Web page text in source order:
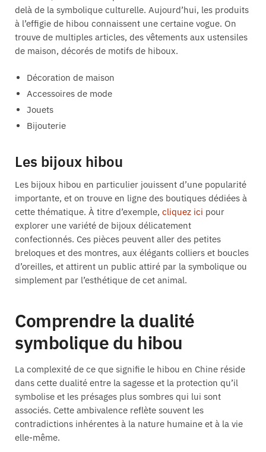
delà de la symbolique culturelle. Aujourd’hui, les produits
à l’effigie de hibou connaissent une certaine vogue. On
trouve de multiples articles, des vêtements aux ustensiles
de maison, décorés de motifs de hiboux.
Décoration de maison
Accessoires de mode
Jouets
Bijouterie
Les bijoux hibou
Les bijoux hibou en particulier jouissent d’une popularité
importante, et on trouve en ligne des boutiques dédiées à
cette thématique. À titre d’exemple, cliquez ici pour
explorer une variété de bijoux délicatement
confectionnés. Ces pièces peuvent aller des petites
breloques et des montres, aux élégants colliers et boucles
d’oreilles, et attirent un public attiré par la symbolique ou
simplement par l’esthétique de cet animal.
Comprendre la dualité
symbolique du hibou
La complexité de ce que signifie le hibou en Chine réside
dans cette dualité entre la sagesse et la protection qu’il
symbolise et les présages plus sombres qui lui sont
associés. Cette ambivalence reflète souvent les
contradictions inhérentes à la nature humaine et à la vie
elle-même.